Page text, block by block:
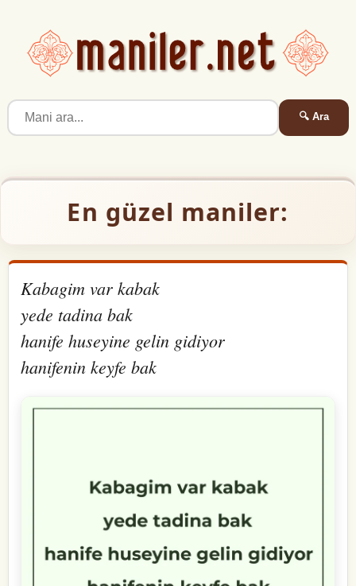
🔍 Ara
En güzel maniler:
Kabagim var kabak
yede tadina bak
hanife huseyine gelin gidiyor
hanifenin keyfe bak